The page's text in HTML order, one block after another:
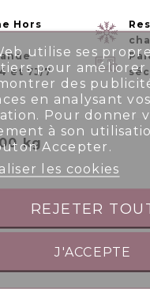
Hors
et 7J/7
kg
utilise ses
pour améliorer
des
en analysant
Pour donner
à son
Accepter.
les cookies
REJETER
J'ACCEPTE